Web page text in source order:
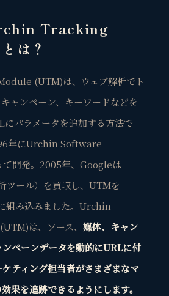
Tracking
は？
(UTM)は、ウェブ解析でト
ャンペーン、キーワードなどを
パラメータを追加する方法で
年にUrchin Software
開発。2005年、Googleは
ール）を買収し、UTMを
み込みました。Urchin
は、ソース、 媒体、キャン
ペーンデータを動的にURLに付
ティング担当者がさまざまなマ
果を追跡できるようにします。